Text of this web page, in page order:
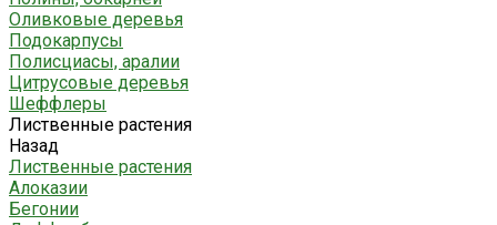
Оливковые деревья
Подокарпусы
Полисциасы, аралии
Цитрусовые деревья
Шеффлеры
Лиственные растения
Назад
Лиственные растения
Алоказии
Бегонии